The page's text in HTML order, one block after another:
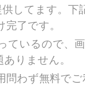
してます。下
了です。
ているので、
りません。
問わず無料で